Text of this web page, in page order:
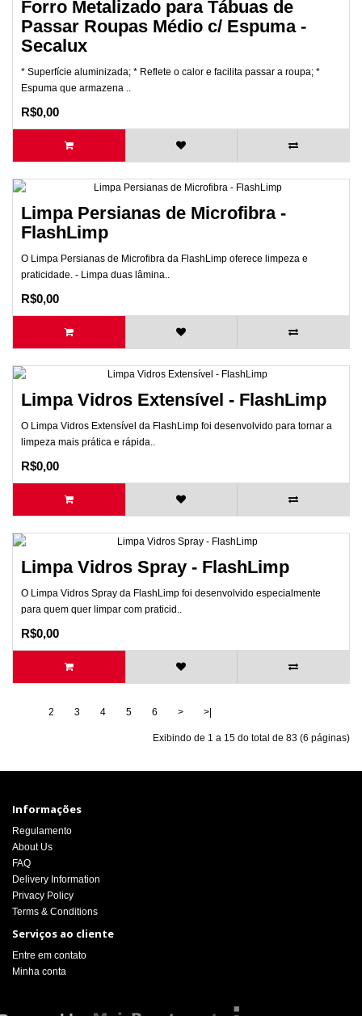
Forro Metalizado para Tábuas de
Passar Roupas Médio c/ Espuma -
Secalux
* Superfície aluminizada; * Reflete o calor e facilita passar a roupa; *
Espuma que armazena ..
R$0,00
Limpa Persianas de Microfibra -
FlashLimp
O Limpa Persianas de Microfibra da FlashLimp oferece limpeza e
praticidade. - Limpa duas lâmina..
R$0,00
Limpa Vidros Extensível - FlashLimp
O Limpa Vidros Extensível da FlashLimp foi desenvolvido para tornar a
limpeza mais prática e rápida..
R$0,00
Limpa Vidros Spray - FlashLimp
O Limpa Vidros Spray da FlashLimp foi desenvolvido especialmente
para quem quer limpar com praticid..
R$0,00
2 3 4 5 6 > >|
Exibindo de 1 a 15 do total de 83 (6 páginas)
Informações
Regulamento
About Us
FAQ
Delivery Information
Privacy Policy
Terms & Conditions
Serviços ao cliente
Entre em contato
Minha conta